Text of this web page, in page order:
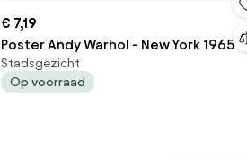
€ 7,19
Poster Andy Warhol - New York 1965
Stadsgezicht
Op voorraad